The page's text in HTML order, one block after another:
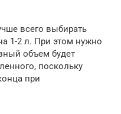
всего выбирать
1-2 л. При этом нужно
объем будет
поскольку
при